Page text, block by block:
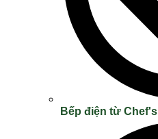
Bếp điện từ Chef's